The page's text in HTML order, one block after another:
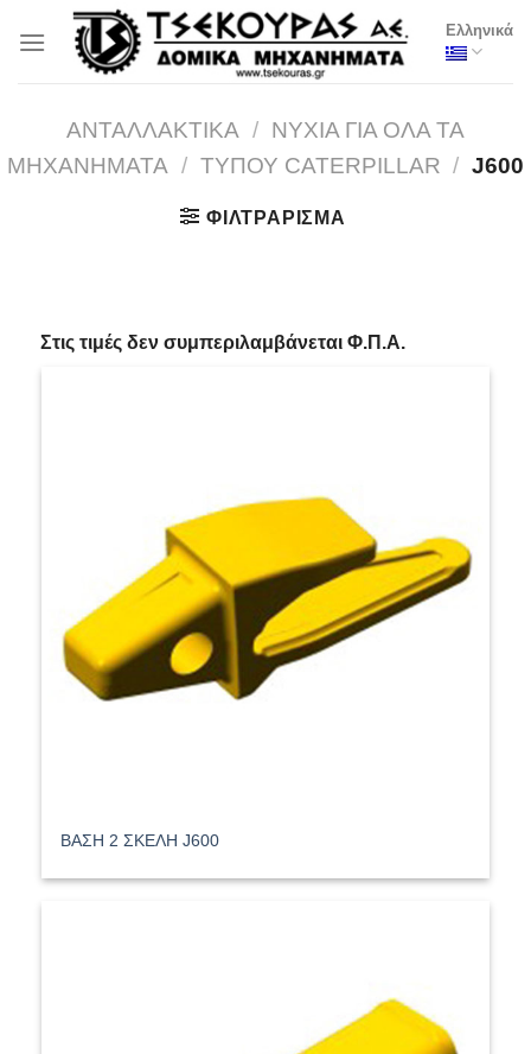
Μετάβαση
στο
περιεχόμενο
Ελληνικά
ΑΝΤΑΛΛΑΚΤΙΚΑ / ΝΥΧΙΑ ΓΙΑ ΟΛΑ ΤΑ
ΜΗΧΑΝΗΜΑΤΑ / ΤΥΠΟΥ CATERPILLAR / J600
ΦΙΛΤΡΆΡΙΣΜΑ
Στις τιμές δεν συμπεριλαμβάνεται Φ.Π.Α.
ΒΑΣΗ 2 ΣΚΕΛΗ J600